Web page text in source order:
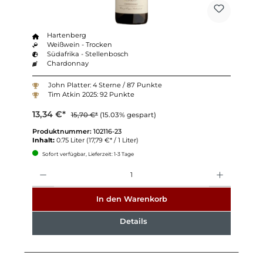
Hartenberg
Weißwein - Trocken
Südafrika - Stellenbosch
Chardonnay
John Platter: 4 Sterne / 87 Punkte
Tim Atkin 2025: 92 Punkte
13,34 €* 15,70 €* (15.03% gespart)
Produktnummer: 102116-23
Inhalt: 0.75 Liter (17,79 €* / 1 Liter)
Sofort verfügbar, Lieferzeit: 1-3 Tage
In den Warenkorb
Details